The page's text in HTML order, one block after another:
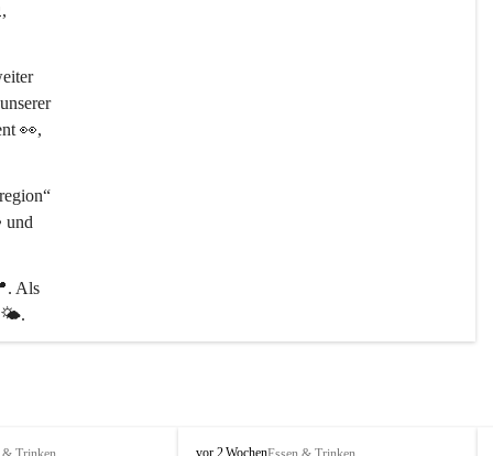
,
👀,
und
. Als
vor 2 Wochen